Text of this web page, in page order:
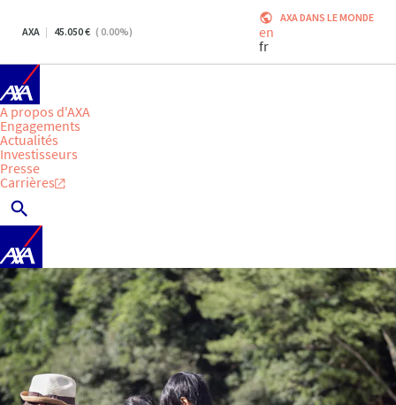
AXA 45.050 ( 0.00%)
AXA DANS LE MONDE
en
fr
A propos d'AXA
Engagements
Actualités
Investisseurs
Presse
Carrières